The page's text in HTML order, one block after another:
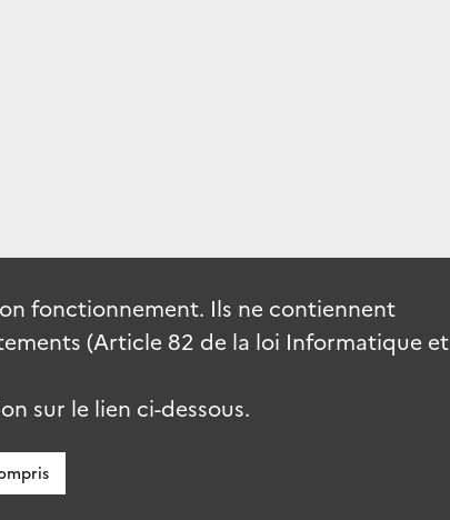
fonctionnement. Ils ne contiennent
(Article 82 de la loi Informatique et
sur le lien ci-dessous.